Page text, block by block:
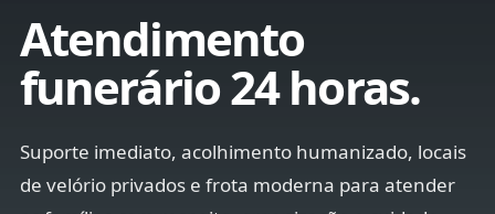
Atendimento
funerário 24 horas.
Suporte imediato, acolhimento humanizado, locais
de velório privados e frota moderna para atender